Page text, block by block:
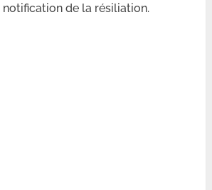
de la résiliation.